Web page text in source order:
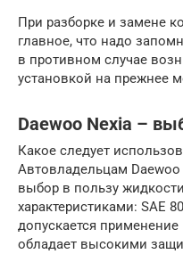
При разборке и замене
главное, что надо
в противном случае
установкой на прежнее
Daewoo Nexia –
Какое следует
Автовладельцам Daewoo
выбор в пользу
характеристиками: SAE
допускается применение
обладает высокими